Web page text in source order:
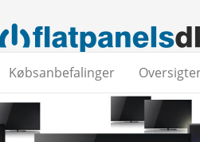
Købsanbefalinger